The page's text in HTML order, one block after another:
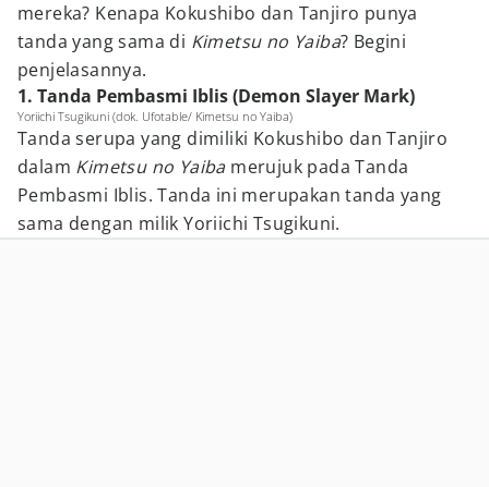
mereka? Kenapa Kokushibo dan Tanjiro punya
tanda yang sama di Kimetsu no Yaiba? Begini
penjelasannya.
1. Tanda Pembasmi Iblis (Demon Slayer Mark)
Yoriichi Tsugikuni (dok. Ufotable/ Kimetsu no Yaiba)
Tanda serupa yang dimiliki Kokushibo dan Tanjiro
dalam Kimetsu no Yaiba merujuk pada Tanda
Pembasmi Iblis. Tanda ini merupakan tanda yang
sama dengan milik Yoriichi Tsugikuni.